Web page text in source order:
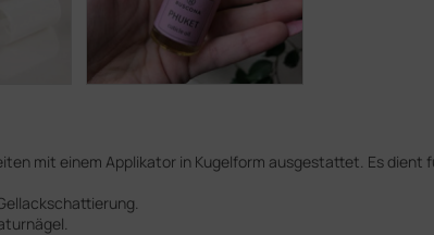
mit einem Applikator in Kugelform ausgestattet. Es dient